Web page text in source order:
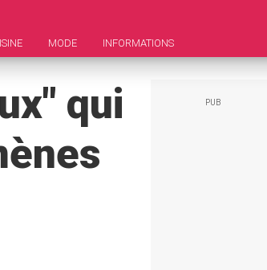
MODE INFORMATIONS
qui